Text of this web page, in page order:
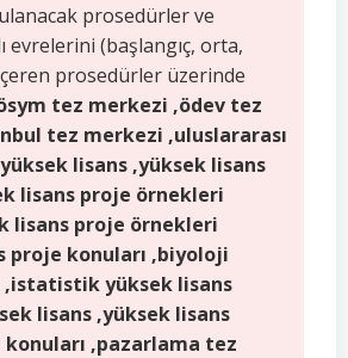
prosedürler ve
evrelerini (başlangıç, orta,
prosedürler üzerinde
tez merkezi ,ödev tez
tez merkezi ,uluslararası
lisans ,yüksek lisans
lisans proje örnekleri
lisans proje örnekleri
proje konuları ,biyoloji
,istatistik yüksek lisans
lisans ,yüksek lisans
,pazarlama tez